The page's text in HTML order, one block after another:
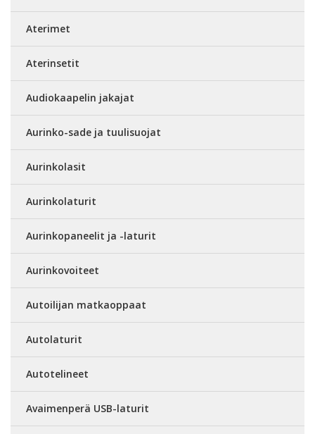
Aterimet
Aterinsetit
Audiokaapelin jakajat
Aurinko-sade ja tuulisuojat
Aurinkolasit
Aurinkolaturit
Aurinkopaneelit ja -laturit
Aurinkovoiteet
Autoilijan matkaoppaat
Autolaturit
Autotelineet
Avaimenperä USB-laturit